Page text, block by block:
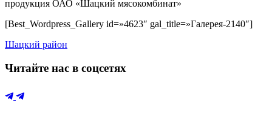
продукция ОАО «Шацкий мясокомбинат»
[Best_Wordpress_Gallery id=»4623″ gal_title=»Галерея-2140″]
Шацкий район
Читайте нас в соцсетях